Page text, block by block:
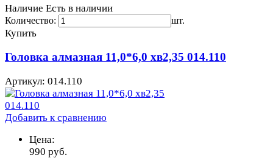
Наличие Есть в наличии
Количество: шт.
Купить
Головка алмазная 11,0*6,0 хв2,35 014.110
Артикул: 014.110
Добавить к сравнению
Цена:
990 руб.